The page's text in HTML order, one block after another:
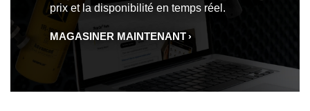
prix et la disponibilité en temps réel.
MAGASINER MAINTENANT